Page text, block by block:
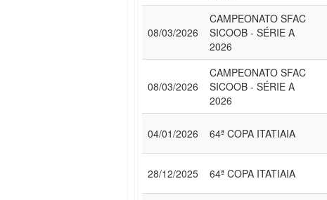
08/03/2026
CAMPEONATO SFAC
SICOOB - SÉRIE A
2026
08/03/2026
CAMPEONATO SFAC
SICOOB - SÉRIE A
2026
04/01/2026 64ª COPA ITATIAIA
28/12/2025 64ª COPA ITATIAIA